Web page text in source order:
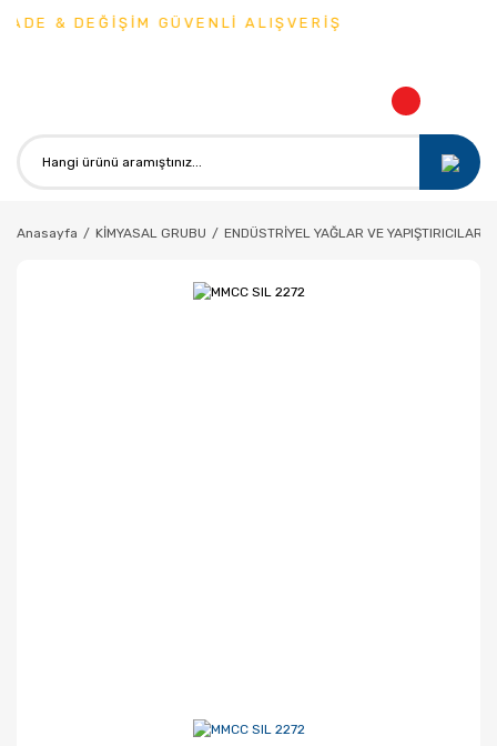
& DEĞİŞİM GÜVENLİ ALIŞVERİŞ
Anasayfa KİMYASAL GRUBU ENDÜSTRİYEL YAĞLAR VE YAPIŞTIRICILAR